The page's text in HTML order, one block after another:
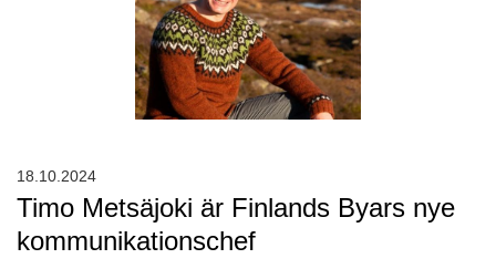
Timo Metsäjoki är Finlands Byars nye
kommunikationschef
18.10.2024